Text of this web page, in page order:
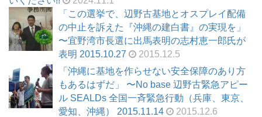
「この選挙で、辺野古基地とオスプレイ配備
の中止を訴えた『沖縄の建白書』の実現を」
〜宜野湾市長選に出馬表明の志村恵一郎氏が
表明 2015.10.27
2015.12.5
「沖縄に基地を作らせない安全保障のあり方
もあるはずだ」 〜No base 辺野古緊急アピー
ル SEALDs 全国一斉緊急行動（兵庫、東京、
愛知、沖縄） 2015.11.14
2015.12.6